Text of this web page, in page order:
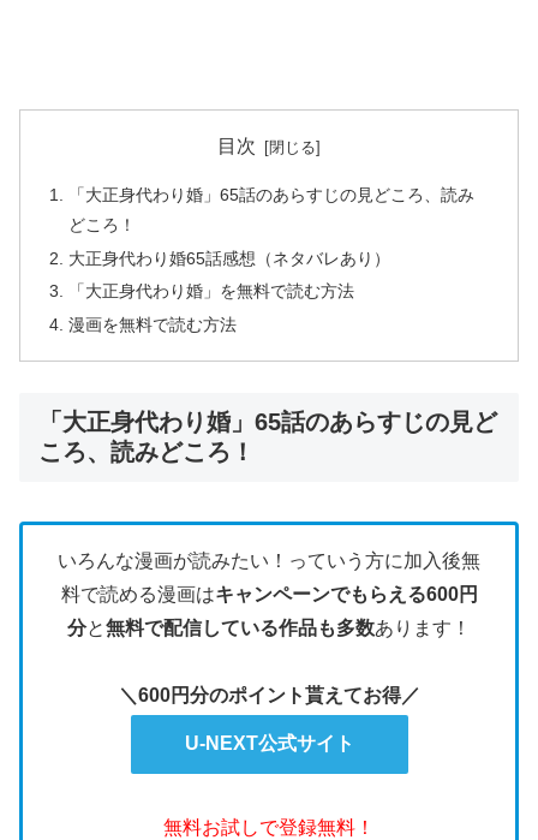
目次
「大正身代わり婚」65話のあらすじの見どころ、読み
どころ！
大正身代わり婚65話感想（ネタバレあり）
「大正身代わり婚」を無料で読む方法
漫画を無料で読む方法
「大正身代わり婚」65話のあらすじの見ど
ころ、読みどころ！
いろんな漫画が読みたい！っていう方に加入後無
料で読める漫画はキャンペーンでもらえる600円
分と無料で配信している作品も多数あります！
＼600円分のポイント貰えてお得／
U-NEXT公式サイト
無料お試しで登録無料！